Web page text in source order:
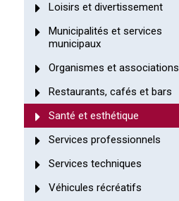
Loisirs et divertissement
Municipalités et services
municipaux
Organismes et associations
Restaurants, cafés et bars
Santé et esthétique
Services professionnels
Services techniques
Véhicules récréatifs